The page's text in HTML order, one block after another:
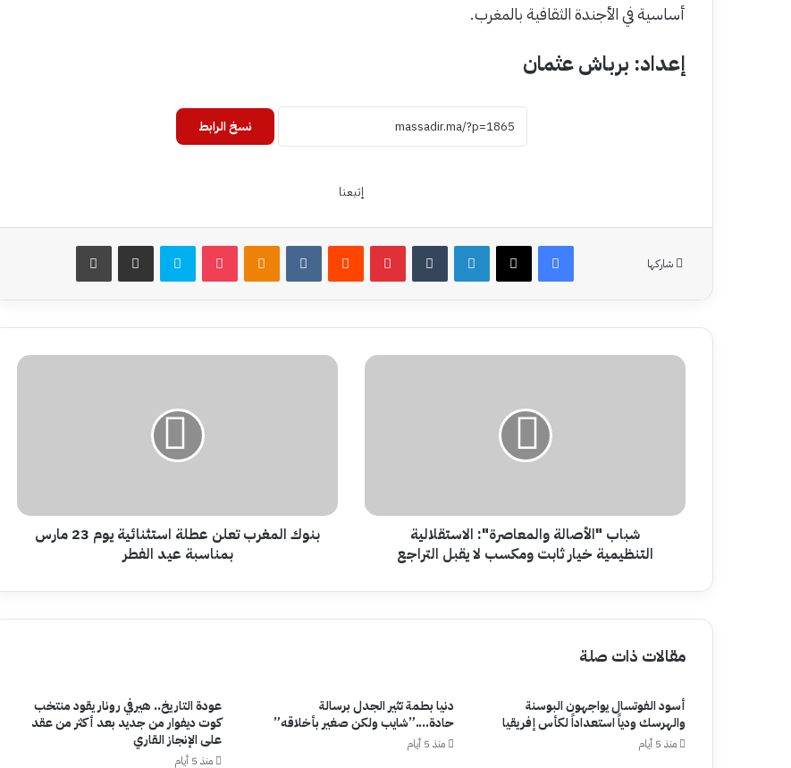
أساسية في الأجندة الثقافية بالمغرب.
إعداد: برباش عثمان
نسخ الرابط
إتبعنا
شاركها
فيسبوك‫X لينكدإن ‏Tumblr بينتيريست
‏Reddit
‏VKontakte
Odnoklassniki
‫Pocket سكايب مشاركة عبر البريد طباعة
شباب
لا
شباب "الأصالة والمعاصرة": الاستقلالية
التنظيمية خيار ثابت ومكسب لا يقبل التراجع
بنوك
بمناسبة
بنوك المغرب تعلن عطلة استثنائية يوم 23 مارس
بمناسبة عيد الفطر
مقالات ذات صلة
أسود الفوتسال يواجهون البوسنة
والهرسك ودياً استعداداً لكأس إفريقيا
منذ 5 أيام
دنيا بطمة تثير الجدل برسالة
حادة….”شايب ولكن صغير بأخلاقه”
منذ 5 أيام
عودة التاريخ.. هيرفي رونار يقود منتخب
كوت ديفوار من جديد بعد أكثر من عقد
على الإنجاز القاري
منذ 5 أيام